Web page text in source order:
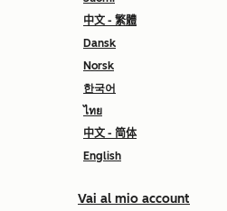
中文 - 繁體
Dansk
Norsk
한국어
ไทย
中文 - 简体
English
Vai al mio account